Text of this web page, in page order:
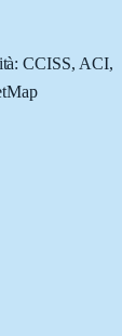
CCISS, ACI,